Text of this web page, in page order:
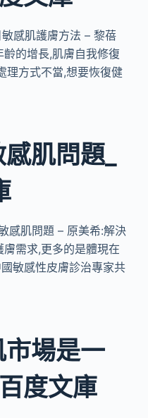
感肌護膚方法 – 黎蓓
的增長,肌膚自我修復
理方式不當,想要恢復健
肌問題_
感肌問題 – 原美希:解決
需求,更多的是體現在
敏感性皮膚診治專家共
場是一
度文庫